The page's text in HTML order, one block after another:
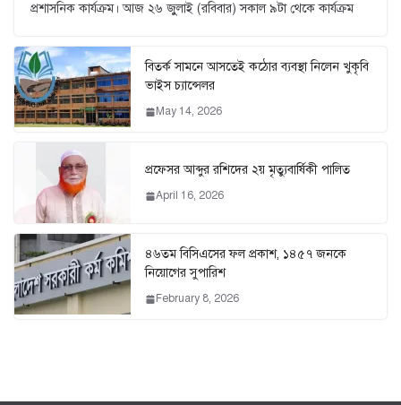
প্রশাসনিক কার্যক্রম। আজ ২৬ জুুলাই (রবিবার) সকাল ৯টা থেকে কার্যক্রম
বিতর্ক সামনে আসতেই কঠোর ব্যবস্থা নিলেন খুকৃবি
ভাইস চ্যান্সেলর
May 14, 2026
প্রফেসর আব্দুর রশিদের ২য় মৃত্যুবার্ষিকী পালিত
April 16, 2026
৪৬তম বিসিএসের ফল প্রকাশ, ১৪৫৭ জনকে
নিয়োগের সুপারিশ
February 8, 2026